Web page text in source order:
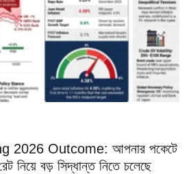
2026 Outcome: আপনার পকেটে
নিয়ে বড় সিদ্ধান্ত নিতে চলেছে